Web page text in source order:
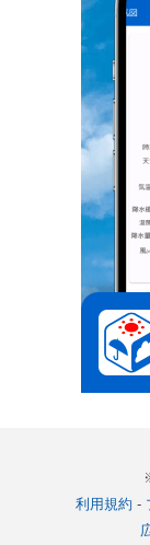
利用規約 -